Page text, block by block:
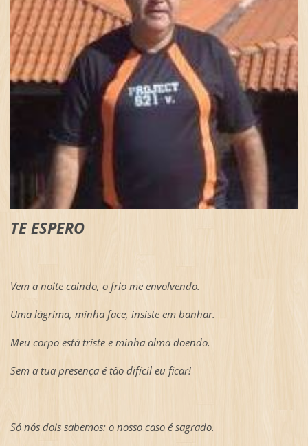
TE ESPERO
Vem a noite caindo, o frio me envolvendo.
Uma lágrima, minha face, insiste em banhar.
Meu corpo está triste e minha alma doendo.
Sem a tua presença é tão difícil eu ficar!
Só nós dois sabemos: o nosso caso é sagrado.